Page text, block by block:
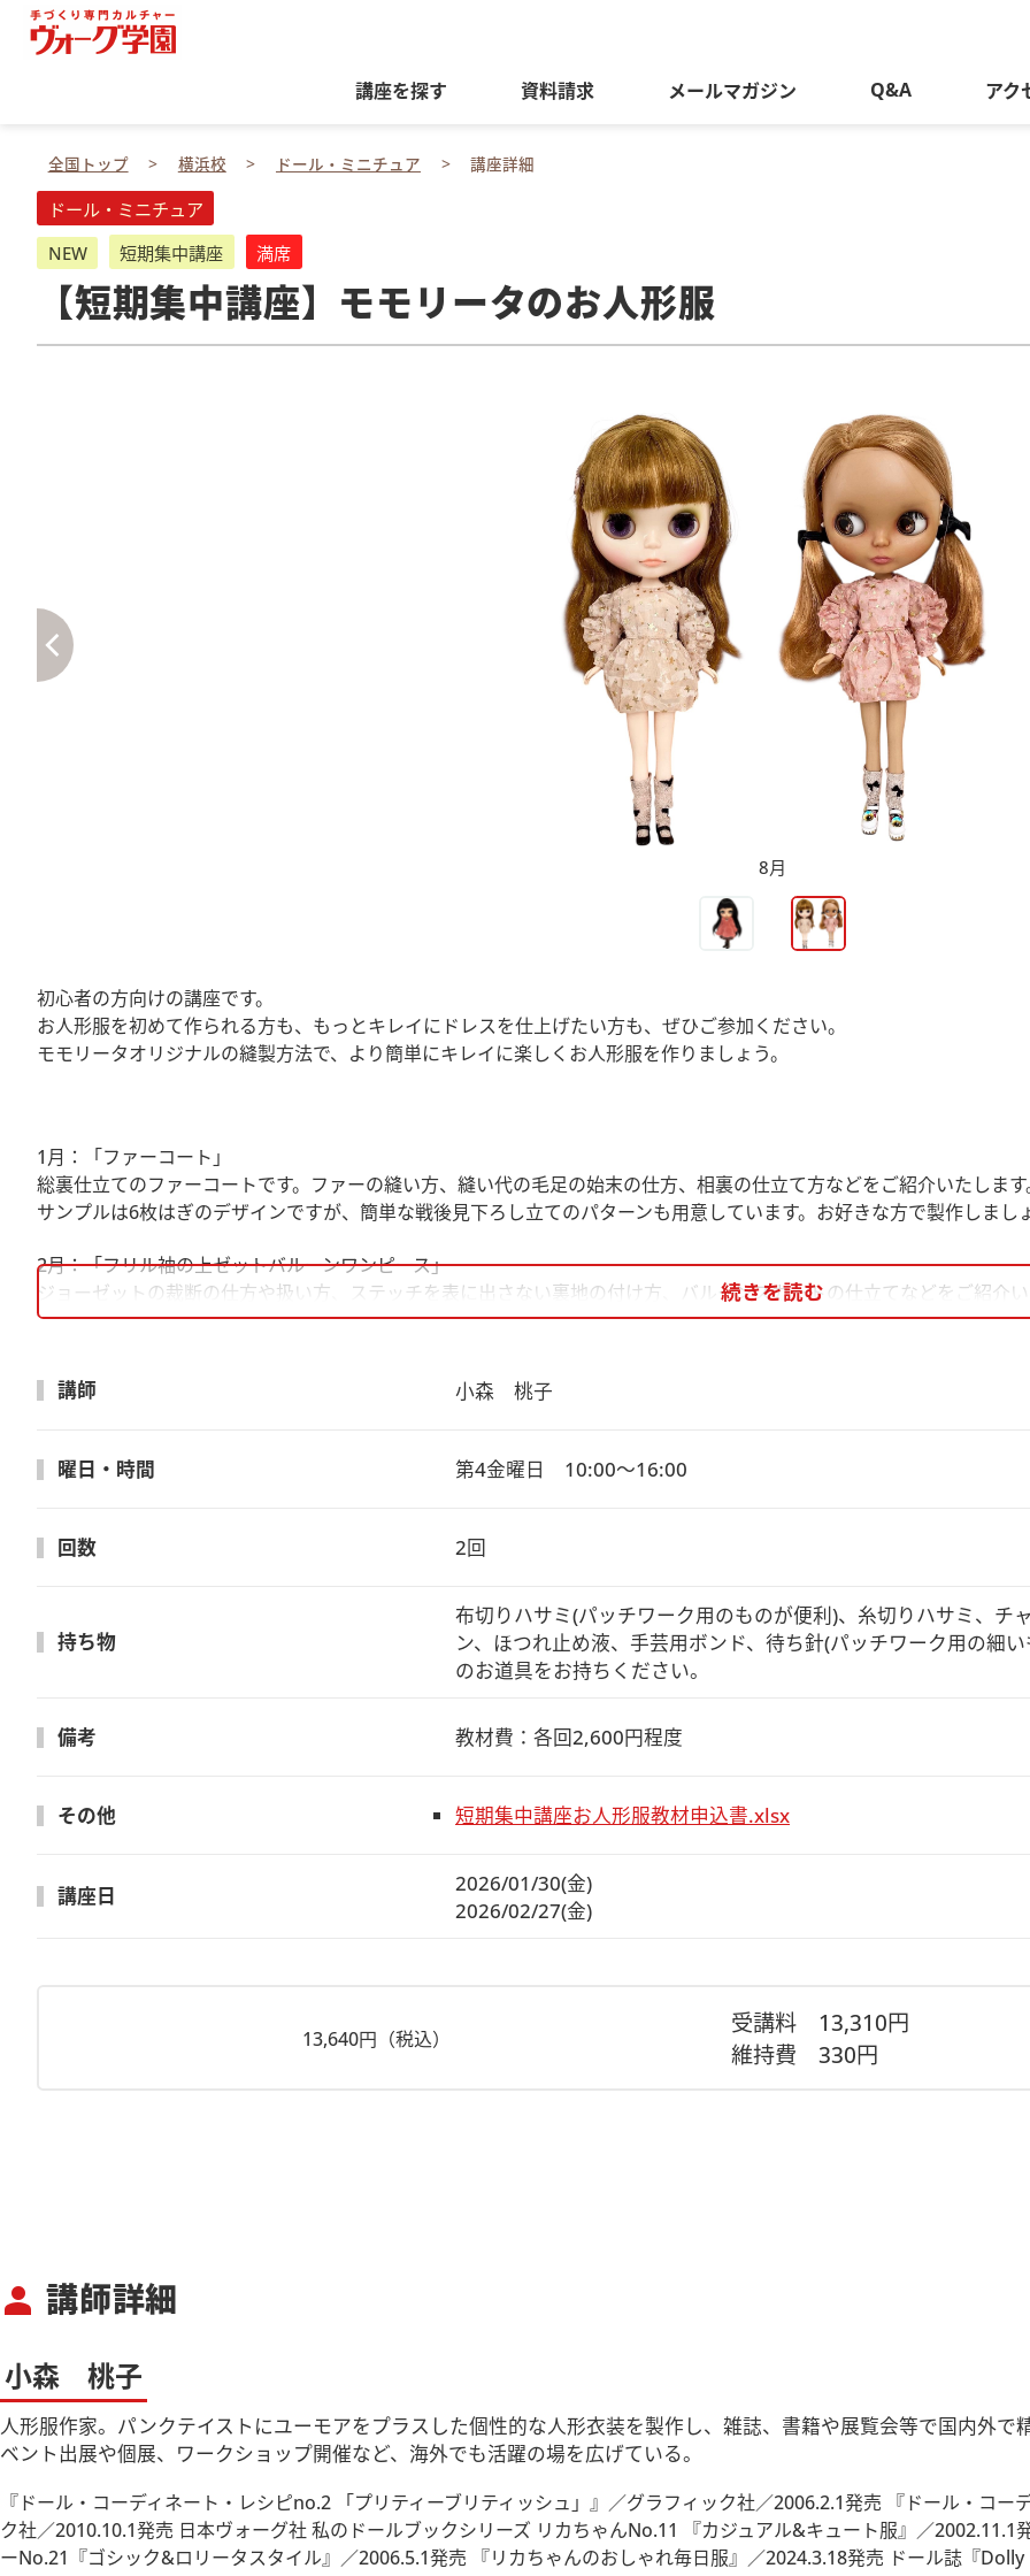
講座を探す 資料請求 メールマガジン Q&A アク
全国トップ 横浜校 ドール・ミニチュア 講座詳細
ドール・ミニチュア
NEW
短期集中講座 満席
【短期集中講座】モモリータのお人形服
8月
初心者の方向けの講座です。
お人形服を初めて作られる方も、もっとキレイにドレスを仕上げたい方も、ぜひご参加ください。
モモリータオリジナルの縫製方法で、より簡単にキレイに楽しくお人形服を作りましょう。
1月：「ファーコート」
総裏仕立てのファーコートです。ファーの縫い方、縫い代の毛足の始末の仕方、相裏の仕立て方などをご紹介いたします
サンプルは6枚はぎのデザインですが、簡単な戦後見下ろし立てのパターンも用意しています。お好きな方で製作しましょ
2月：「フリル袖の上ゼットバルーンワンピース」
ジョーゼットの裁断の仕方や扱い方、ステッチを表に出さない裏地の付け方、バルーンスカートの仕立てなどをご紹介い
続きを読む
講師 小森　桃子
曜日・時間 第4金曜日　10:00～16:00
回数 2回
持ち物
布切りハサミ(パッチワーク用のものが便利)、糸切りハサミ、チ
ン、ほつれ止め液、手芸用ボンド、待ち針(パッチワーク用の細
のお道具をお持ちください。
備考 教材費：各回2,600円程度
その他 短期集中講座お人形服教材申込書.xlsx
講座日
2026/01/30(金)
2026/02/27(金)
13,640円（税込）
受講料 13,310円
維持費330円
person 講師詳細
小森 桃子
人形服作家。パンクテイストにユーモアをプラスした個性的な人形衣装を製作し、雑誌、書籍や展覧会等で国内外
ベント出展や個展、ワークショップ開催など、海外でも活躍の場を広げている。
『ドール・コーディネート・レシピno.2 「プリティーブリティッシュ」』／グラフィック社／2006.2.1発売 『ドール・コ
ク社／2010.10.1発売 日本ヴォーグ社 私のドールブックシリーズ リカちゃんNo.11 『カジュアル&キュート服』／
ーNo.21『ゴシック&ロリータスタイル』／2006.5.1発売 『リカちゃんのおしゃれ毎日服』／2024.3.18発売 ドール誌『